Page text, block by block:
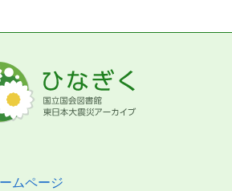
ムページ